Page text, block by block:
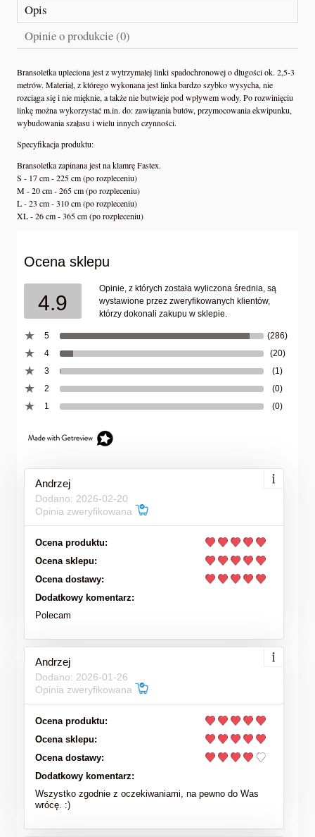
Opis
Opinie o produkcie (0)
Bransoletka upleciona jest z wytrzymałej linki spadochronowej o długości ok. 2,5-3
metrów. Materiał, z którego wykonana jest linka bardzo szybko wysycha, nie
rozciąga się i nie mięknie, a także nie butwieje pod wpływem wody. Po rozwinięciu
linkę można wykorzystać m.in. do: zawiązania butów, przymocowania ekwipunku,
wybudowania szałasu i wielu innych czynności.
Specyfikacja produktu:
Bransoletka zapinana jest na klamrę Fastex.
S - 17 cm - 225 cm (po rozpleceniu)
M - 20 cm - 265 cm (po rozpleceniu)
L - 23 cm - 310 cm (po rozpleceniu)
XL - 26 cm - 365 cm (po rozpleceniu)
Ocena sklepu
4.9
Opinie, z których została wyliczona średnia, są
wystawione przez zweryfikowanych klientów,
którzy dokonali zakupu w sklepie.
5
(286)
4
(20)
3
(1)
2
(0)
1
(0)
Andrzej
Dodano: 2026-02-20
Opinia zweryfikowana
Ocena produktu:
Ocena sklepu:
Ocena dostawy:
Dodatkowy komentarz:
Polecam
Andrzej
Dodano: 2026-01-26
Opinia zweryfikowana
Ocena produktu:
Ocena sklepu:
Ocena dostawy:
Dodatkowy komentarz:
Wszystko zgodnie z oczekiwaniami, na pewno do Was
wrócę. :)